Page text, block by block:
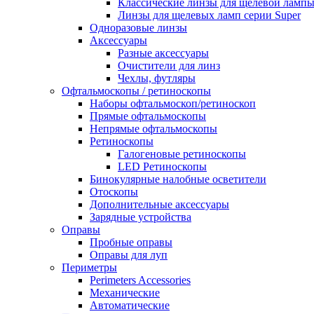
Классические линзы для щелевой
Линзы для щелевых ламп серии Super
Одноразовые линзы
Аксессуары
Разные аксессуары
Очистители для линз
Чехлы, футляры
Офтальмоскопы / ретиноскопы
Наборы офтальмоскоп/ретиноскоп
Прямые офтальмоскопы
Непрямые офтальмоскопы
Ретиноскопы
Галогеновые ретиноскопы
LED Ретиноскопы
Бинокулярные налобные осветители
Отоскопы
Дополнительные аксессуары
Зарядные устройства
Оправы
Пробные оправы
Оправы для луп
Периметры
Perimeters Accessories
Механические
Автоматические